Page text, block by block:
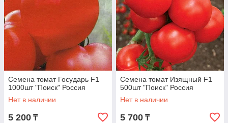
Семена томат Государь F1
1000шт "Поиск" Россия
Нет в наличии
5 200 ₸
Семена томат Изящный F1
500шт "Поиск" Россия
Нет в наличии
5 700 ₸